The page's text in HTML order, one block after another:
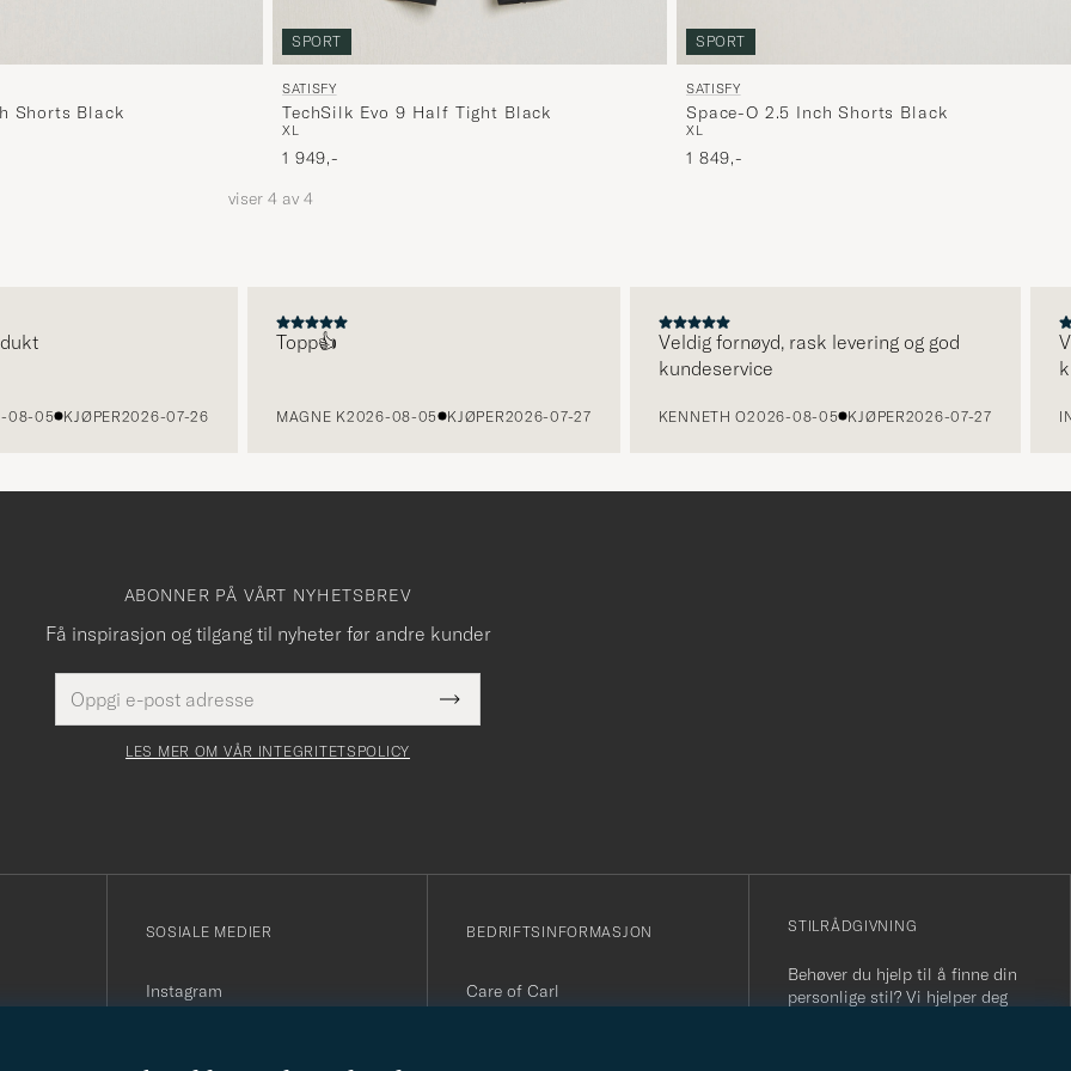
Shorts Black
SPORT
SATISFY
TechSilk Evo 9 Half Tight Black
XL
1 949,-
SPORT
SATISFY
Space-O 2.5 Inch Shorts Black
XL
1 849,-
viser 4 av 4
05 KJØPER2026-07-26
Topp👍
MAGNE K 2026-08-05 KJØPER2026-07-27
Veldig fornøyd, rask levering og god
kundeservice
KENNETH O2026-08-05 KJØPER2026-07-27
ABONNER PÅ VÅRT NYHETSBREV
Få inspirasjon og tilgang til nyheter før andre kunder
postadresse
Dette
felt
Submit
Newsletter
LES MER OM VÅR INTEGRITETSPOLICY
SOSIALE MEDIER
Instagram
Facebook
BEDRIFTSINFORMASJON
Care of Carl
Organisasjonsnummer: 931 442
STILRÅDGIVNING
Behøver du hjelp til å finne din
personlige stil? Vi hjelper deg